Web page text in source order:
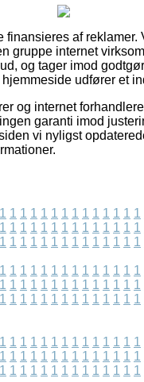
finansieres af reklamer.
gruppe internet
og tager imod
udfører et
og internet
garanti imod
vi nyligst
1 1 1 1 1 1 1 1 1 1 1 1 1 1
1 1 1 1 1 1 1 1 1 1 1 1 1 1
1 1 1 1 1 1 1 1 1 1 1 1 1 1
1 1 1 1 1 1 1 1 1 1 1 1 1 1
1 1 1 1 1 1 1 1 1 1 1 1 1 1
1 1 1 1 1 1 1 1 1 1 1 1 1 1
1 1 1 1 1 1 1 1 1 1 1 1 1 1
1 1 1 1 1 1 1 1 1 1 1 1 1 1
1 1 1 1 1 1 1 1 1 1 1 1 1 1